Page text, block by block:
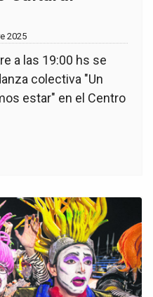
2025
a las 19:00 hs se
colectiva "Un
estar" en el Centro